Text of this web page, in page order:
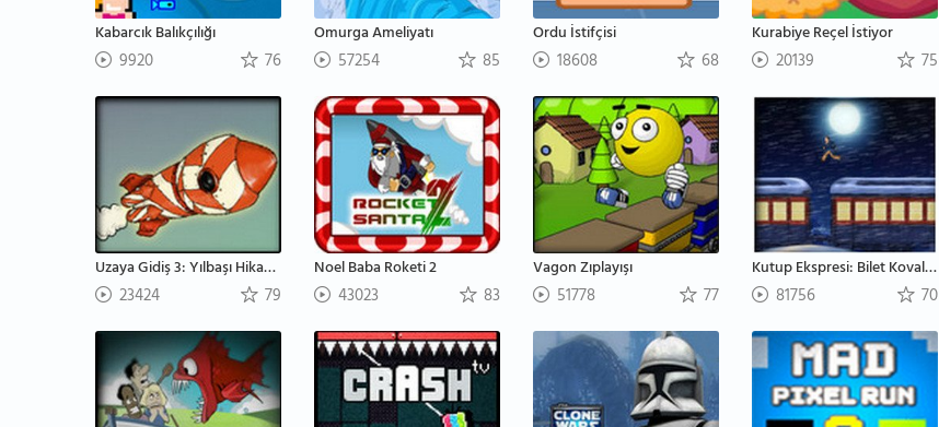
Kabarcık Balıkçılığı
9920 76
Omurga Ameliyatı
57254 85
Ordu İstifçisi
18608 68
Kurabiye Reçel İstiyor
20139 75
Uzaya Gidiş 3: Yılbaşı Hikayesi
23424 79
Noel Baba Roketi 2
43023 83
Vagon Zıplayışı
51778 77
Kutup Ekspresi: Bilet Kovalamacası
81756 70